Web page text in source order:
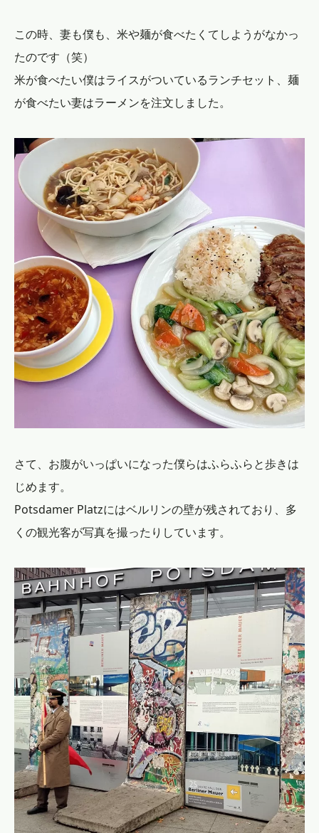
この時、妻も僕も、米や麺が食べたくてしようがなかっ
たのです（笑）
米が食べたい僕はライスがついているランチセット、麺
が食べたい妻はラーメンを注文しました。
さて、お腹がいっぱいになった僕らはふらふらと歩きは
じめます。
Potsdamer Platzにはベルリンの壁が残されており、多
くの観光客が写真を撮ったりしています。